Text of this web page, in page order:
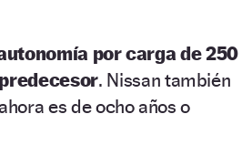
por carga de 250
. Nissan también
es de ocho años o